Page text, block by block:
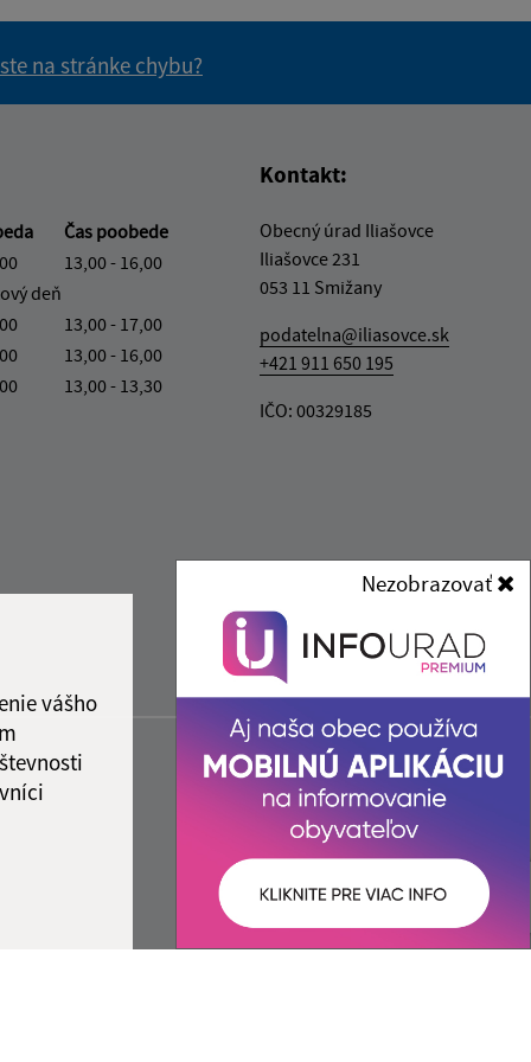
vášho
Nezobrazovať
na stránke chybu?
Čas poobede
13,00 - 16,00
deň
13,00 - 17,00
13,00 - 16,00
13,00 - 13,30
Kontakt:
Obecný úrad Iliašovce
Iliašovce 231
053 11 Smižany
podatelna@iliasovce.sk
+421 911 650 195
IČO: 00329185